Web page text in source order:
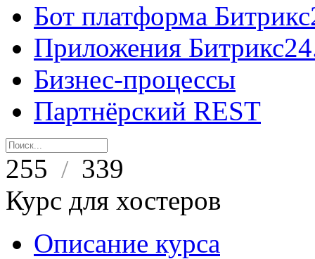
Бот платформа
Приложения
Бизнес-процессы
Партнёрский REST
255 / 339
Курс для хостеров
Описание курса